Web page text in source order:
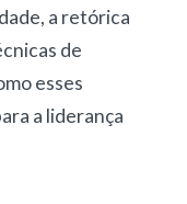
a retórica
de
esses
a liderança